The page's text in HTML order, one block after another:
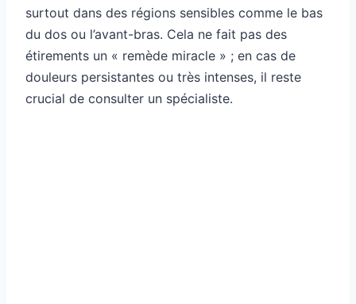
surtout dans des régions sensibles comme le bas
du dos ou l’avant-bras. Cela ne fait pas des
étirements un « remède miracle » ; en cas de
douleurs persistantes ou très intenses, il reste
crucial de consulter un spécialiste.